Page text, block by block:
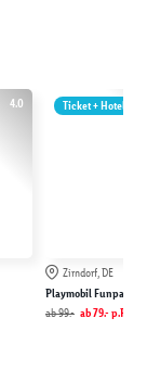
4.0 Ticket + Hotel
Zirndorf, DE
Playmobil Funpark
ab99.- ab79.- p.P.